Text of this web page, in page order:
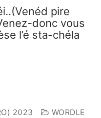
pire
donc vous
l’é sta-chéla
2023 WORDLE